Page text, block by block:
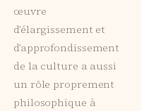
œuvre
d’élargissement et
d’approfondissement
de la culture a aussi
un rôle proprement
philosophique à